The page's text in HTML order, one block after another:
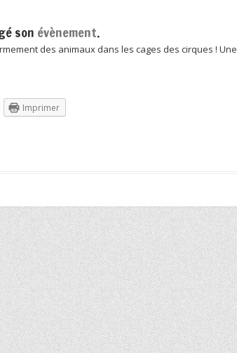
son évènement.
des animaux dans les cages des cirques ! Une
Imprimer